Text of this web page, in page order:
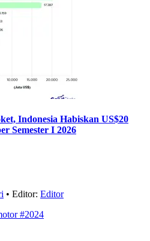
Indonesia Habiskan US$20
Semester I 2026
• Editor: Editor
#2024